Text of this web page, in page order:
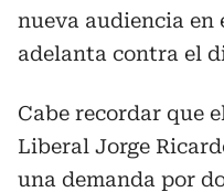
nueva audiencia en
adelanta contra el
Cabe recordar que
Liberal Jorge
una demanda por